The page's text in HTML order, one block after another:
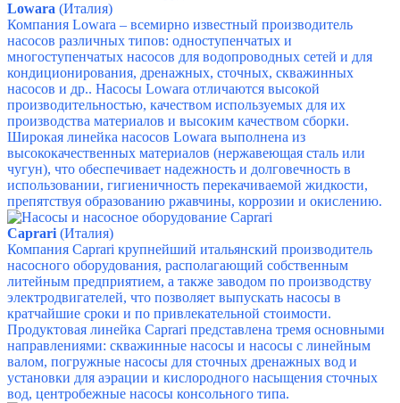
Lowara (Италия)
Компания Lowara – всемирно известный производитель
насосов различных типов: одноступенчатых и
многоступенчатых насосов для водопроводных сетей и для
кондиционирования, дренажных, сточных, скважинных
насосов и др.. Насосы Lowara отличаются высокой
производительностью, качеством используемых для их
производства материалов и высоким качеством сборки.
Широкая линейка насосов Lowara выполнена из
высококачественных материалов (нержавеющая сталь или
чугун), что обеспечивает надежность и долговечность в
использовании, гигиеничность перекачиваемой жидкости,
препятствуя образованию ржавчины, коррозии и окислению.
Caprari (Италия)
Компания Caprari крупнейший итальянский производитель
насосного оборудования, располагающий собственным
литейным предприятием, а также заводом по производству
электродвигателей, что позволяет выпускать насосы в
кратчайшие сроки и по привлекательной стоимости.
Продуктовая линейка Caprari представлена тремя основными
направлениями: скважинные насосы и насосы с линейным
валом, погружные насосы для сточных дренажных вод и
установки для аэрации и кислородного насыщения сточных
вод, центробежные насосы консольного типа.